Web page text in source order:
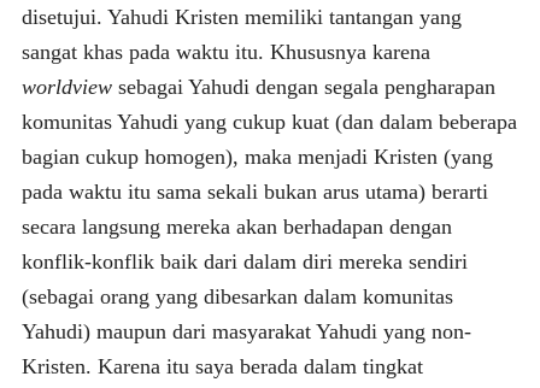
disetujui. Yahudi Kristen memiliki tantangan yang
sangat khas pada waktu itu. Khususnya karena
worldviewsebagai Yahudi dengan segala pengharapan
komunitas Yahudi yang cukup kuat (dan dalam beberapa
bagian cukup homogen), maka menjadi Kristen (yang
pada waktu itu sama sekali bukan arus utama) berarti
secara langsung mereka akan berhadapan dengan
konflik-konflik baik dari dalam diri mereka sendiri
(sebagai orang yang dibesarkan dalam komunitas
Yahudi) maupun dari masyarakat Yahudi yang non-
Kristen. Karena itu saya berada dalam tingkat